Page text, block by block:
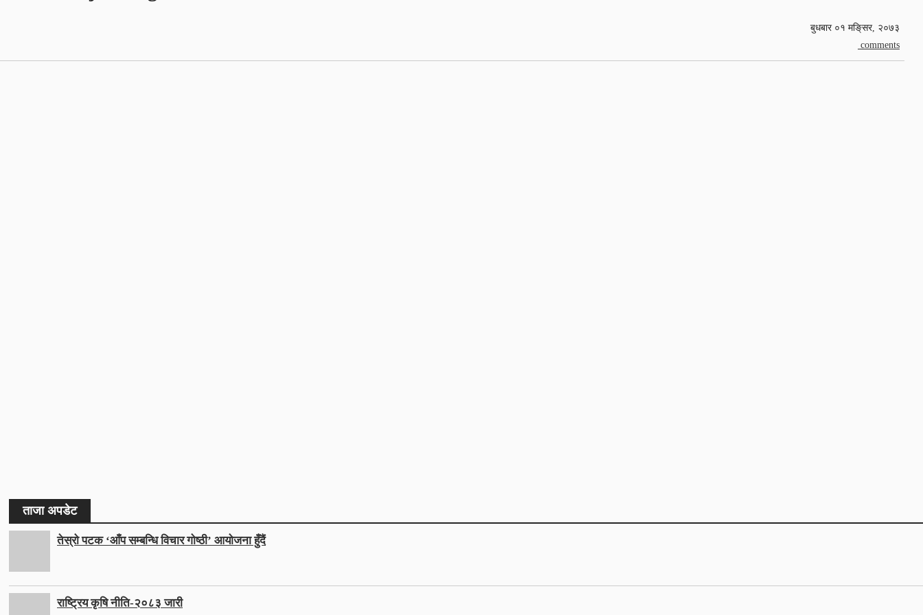
बुधबार ०१ मङि्सर, २०७३
comments
ताजा अपडेट
तेस्रो पटक ‘आँप सम्बन्धि विचार गोष्ठी’ आयोजना हुँदैं
राष्ट्रिय कृषि नीति-२०८३ जारी